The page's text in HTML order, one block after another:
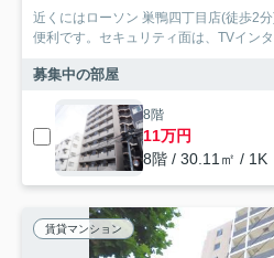
近くにはローソン 巣鴨四丁目店(徒歩2
便利です。セキュリティ面は、TVイン
募集中の部屋
8階
11万円
8階 / 30.11㎡ / 1K
賃貸マンション